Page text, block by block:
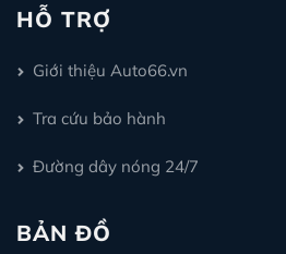
HỖ TRỢ
Giới thiệu Auto66.vn
Tra cứu bảo hành
Đường dây nóng 24/7
BẢN ĐỒ